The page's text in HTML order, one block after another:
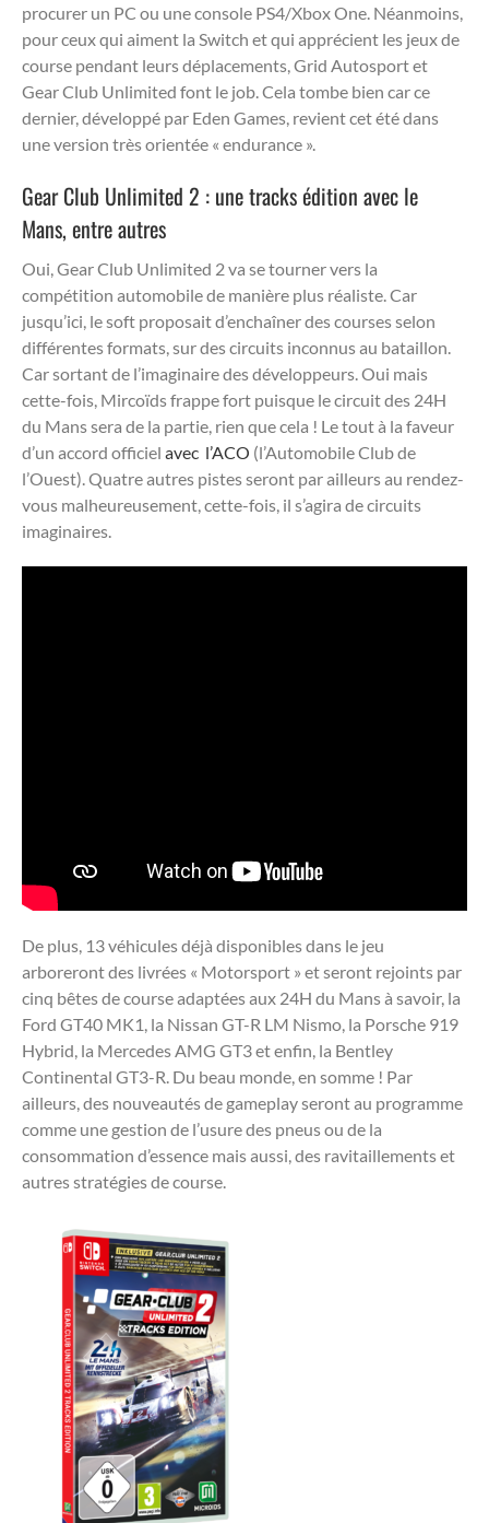
procurer un PC ou une console PS4/Xbox One. Néanmoins,
pour ceux qui aiment la Switch et qui apprécient les jeux de
course pendant leurs déplacements, Grid Autosport et
Gear Club Unlimited font le job.Cela tombe bien car ce
dernier, développé par Eden Games, revient cet été dans
une version très orientée « endurance ».
Gear Club Unlimited 2 : une tracks édition avec le
Mans, entre autres
Oui, Gear Club Unlimited 2 va se tourner vers la
compétition automobile de manière plus réaliste. Car
jusqu’ici, le soft proposait d’enchaîner des courses selon
différentes formats, sur des circuits inconnus au bataillon.
Car sortant de l’imaginaire des développeurs. Oui mais
cette-fois, Mircoïds frappe fort puisque le circuit des 24H
du Mans sera de la partie, rien que cela ! Le tout à la faveur
d’un accord officiel avec l’ACO (l’Automobile Club de
l’Ouest). Quatre autres pistes seront par ailleurs au rendez-
vous malheureusement, cette-fois, il s’agira de circuits
imaginaires.
De plus, 13 véhicules déjà disponibles dans le jeu
arboreront des livrées « Motorsport » et seront rejoints par
cinq bêtes de course adaptées aux 24H du Mans à savoir, la
Ford GT40 MK1, la Nissan GT-R LM Nismo, la Porsche 919
Hybrid, la Mercedes AMG GT3 et enfin, la Bentley
Continental GT3-R. Du beau monde, en somme ! Par
ailleurs, des nouveautés de gameplay seront au programme
comme une gestion de l’usure des pneus ou de la
consommation d’essence mais aussi, des ravitaillements et
autres stratégies de course.